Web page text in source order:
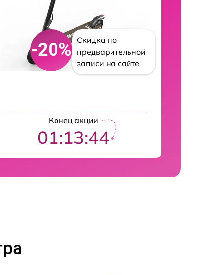
-20%
Скидка по
предварительной
записи на сайте
Конец акции
01:13:43